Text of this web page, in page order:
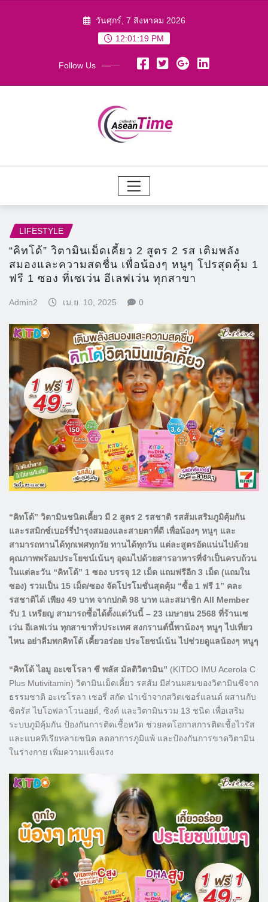
วันศุกร์, 7 สิงหาคม 2026
12:01:20 PM
Follow Us
LIFESTYLE
“คิทโด้” วิตามินเม็ดเคี้ยว 2 สูตร 2 รส เติมพลัง
สมองและความสดชื่น เพื่อน้องๆ หนูๆ โปรสุดคุ้ม 1
ฟรี 1 ซอง ที่เซเว่น อีเลฟเว่น ทุกสาขา
Admin2 เม.ย. 10, 2025 0
“คิทโด้” วิตามินชนิดเคี้ยว มี 2 สูตร 2 รสชาติ รสส้มเสริมภูมิคุ้มกัน
และรสมิกซ์เบอร์รี่บำรุงสมองและสายตาที่ดี เพื่อน้องๆ หนูๆ และ
สามารถทานได้ทุกเพศทุกวัย ทานได้ทุกวัน แต่ละสูตรอัดแน่นไปด้วย
คุณภาพพร้อมประโยชน์เน้นๆ อุดมไปด้วยสารอาหารที่จำเป็นครบถ้วน
ในแต่ละวัน “คิทโด้” 1 ซอง บรรจุ 12 เม็ด แถมฟรีอีก 3 เม็ด (แถมใน
ซอง) รวมเป็น 15 เม็ด/ซอง จัดโปรโมชั่นสุดคุ้ม “ซื้อ 1 ฟรี 1” คละ
รสชาติได้ เพียง 49 บาท จากปกติ 98 บาท และสมาชิก All Member
รับ 1 เหรียญ สามารถซื้อได้ตั้งแต่วันนี้ – 23 เมษายน 2568 ที่ร้านเซ
เว่น อีเลฟเว่น ทุกสาขาทั่วประเทศ สงกรานต์นี้พาน้องๆ หนูๆ ไปเที่ยว
ไหน อย่าลืมพกคิทโด้ เคี้ยวอร่อย ประโยชน์เน้น ไปช่วยดูแลน้องๆ หนูๆ
“คิทโด้ ไอมู อะเซโรลา ซี พลัส มัลติวิตามิน” (KITDO IMU Acerola C
Plus Mutivitamin) วิตามินเม็ดเคี้ยว รสส้ม มีส่วนผสมของวิตามินซีจาก
ธรรมชาติ อะเซโรลา เชอรี่ สกัด นำเข้าจากสวิตเซอร์แลนด์ ผสานกับ
ซิตรัส ไบโอฟลาโวนอยด์, ซิงค์ และวิตามินรวม 13 ชนิด เพื่อเสริม
ระบบภูมิคุ้มกัน ป้องกันการติดเชื้อหวัด ช่วยลดโอกาสการติดเชื้อไวรัส
และแบคทีเรียหลายชนิด ลดอาการภูมิแพ้ และป้องกันการขาดวิตามิน
ในร่างกาย เพิ่มความแข็งแรง